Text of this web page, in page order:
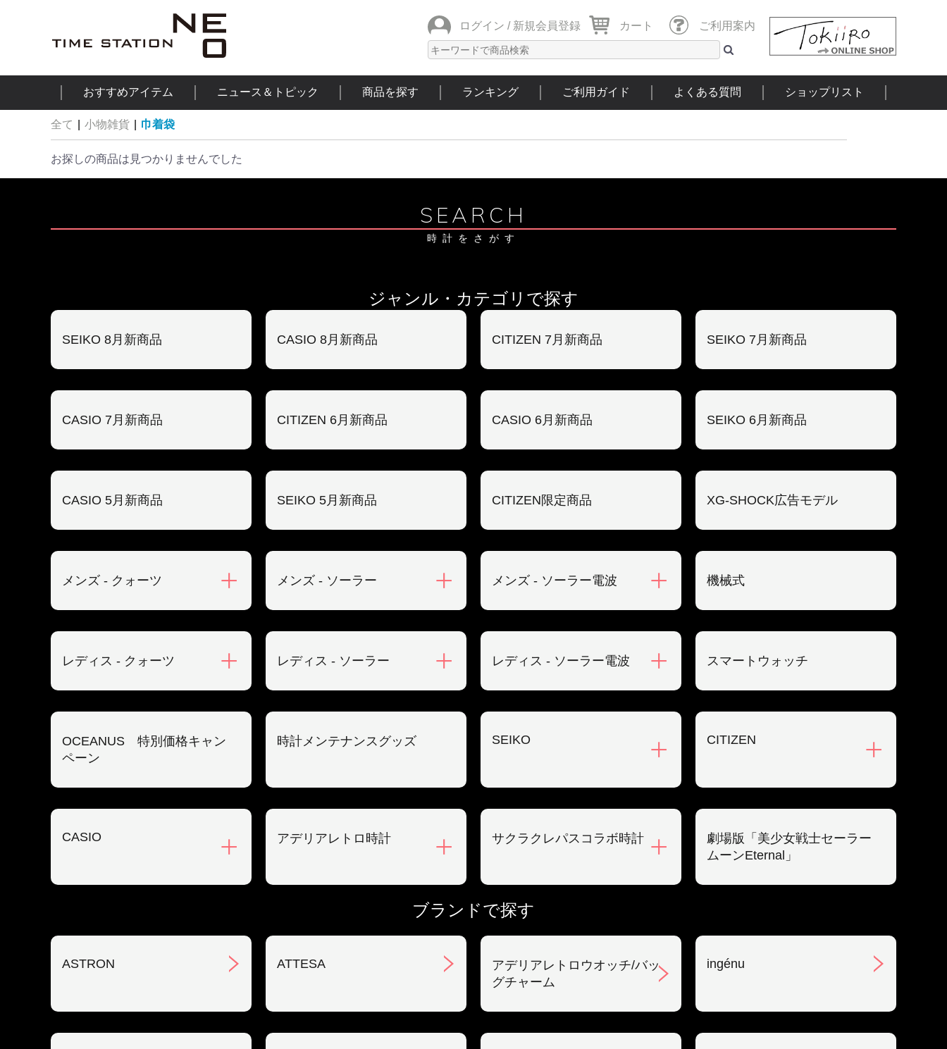
ログイン / 新規会員登録 カート ご利用案内
おすすめアイテム ニュース＆トピック 商品を探す ランキング ご利用ガイド よくある質問 ショップリスト
全て 小物雑貨 巾着袋
お探しの商品は見つかりませんでした
SEARCH
時計をさがす
ジャンル・カテゴリで探す
SEIKO 8月新商品 CASIO 8月新商品 CITIZEN 7月新商品 SEIKO 7月新商品
CASIO 7月新商品 CITIZEN 6月新商品 CASIO 6月新商品 SEIKO 6月新商品
CASIO 5月新商品 SEIKO 5月新商品 CITIZEN限定商品 XG-SHOCK広告モデル
メンズ - クォーツ メンズ - ソーラー メンズ - ソーラー電波 機械式
レディス - クォーツ レディス - ソーラー レディス - ソーラー電波 スマートウォッチ
OCEANUS 特別価格キャン
ペーン
時計メンテナンスグッズ SEIKO CITIZEN
CASIO アデリアレトロ時計 サクラクレパスコラボ時計
劇場版「美少女戦士セーラー
ムーンEternal」
ブランドで探す
ASTRON ATTESA
アデリアレトロウオッチ/バッ
グチャーム
ingénu